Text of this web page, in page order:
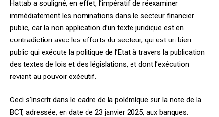
Hattab a souligné, en effet, l’impératif de réexaminer
immédiatement les nominations dans le secteur financier
public, car la non application d’un texte juridique est en
contradiction avec les efforts du secteur, qui est un bien
public qui exécute la politique de l’Etat à travers la publication
des textes de lois et des législations, et dont l’exécution
revient au pouvoir exécutif.
Ceci s’inscrit dans le cadre de la polémique sur la note de la
BCT, adressée, en date de 23 janvier 2025, aux banques.